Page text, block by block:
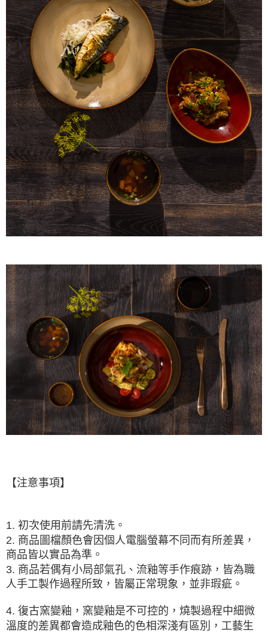
【注意事項】
1. 初次使用前請先清洗。
2. 商品圖檔顏色會因個人電腦螢幕不同而有所差異，
商品皆以實品為準。
3. 商品若偶有小局部氣孔、流釉等手作痕跡，皆為職
人手工製作過程所致，皆屬正常現象，並非瑕疵。
4. 復古窯變釉，窯變釉是不可控的 ，燒製過程中細微
溫度的差異都會造成釉色的色相深淺有區別，工藝生